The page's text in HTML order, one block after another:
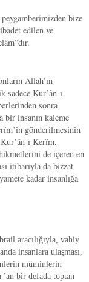
bize
edilen ve
Allah’ın
sadece Kur’ân-ı
sonra
bir insanın kaleme
gönderilmesinin
ı Kerîm,
de içeren en
itibarıyla da bizzat
kadar insanlığa
aracılığıyla, vahiy
insanlara ulaşması,
müminlerin
bir defada toptan